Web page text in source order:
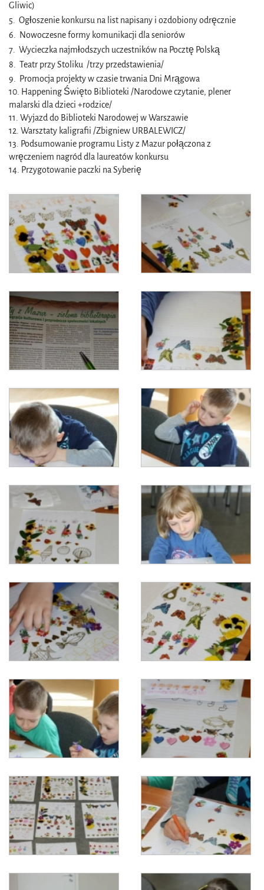
Gliwic)
5. Ogłoszenie konkursu na list napisany i ozdobiony odręcznie
6. Nowoczesne formy komunikacji dla seniorów
7. Wycieczka najmłodszych uczestników na Pocztę Polską
8. Teatr przy Stoliku /trzy przedstawienia/
9. Promocja projekty w czasie trwania Dni Mrągowa
10. Happening Święto Biblioteki /Narodowe czytanie, plener
malarski dla dzieci +rodzice/
11. Wyjazd do Biblioteki Narodowej w Warszawie
12. Warsztaty kaligrafii /Zbigniew URBALEWICZ/
13. Podsumowanie programu Listy z Mazur połączona z
wręczeniem nagród dla laureatów konkursu
14. Przygotowanie paczki na Syberię